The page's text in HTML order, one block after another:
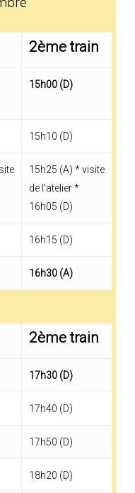
2ème train
15h00 (D)
15h10 (D)
15h25 (A) * visite
de l'atelier *
16h05 (D)
16h15 (D)
16h30 (A)
2ème train
17h30 (D)
17h40 (D)
17h50 (D)
18h20 (D)